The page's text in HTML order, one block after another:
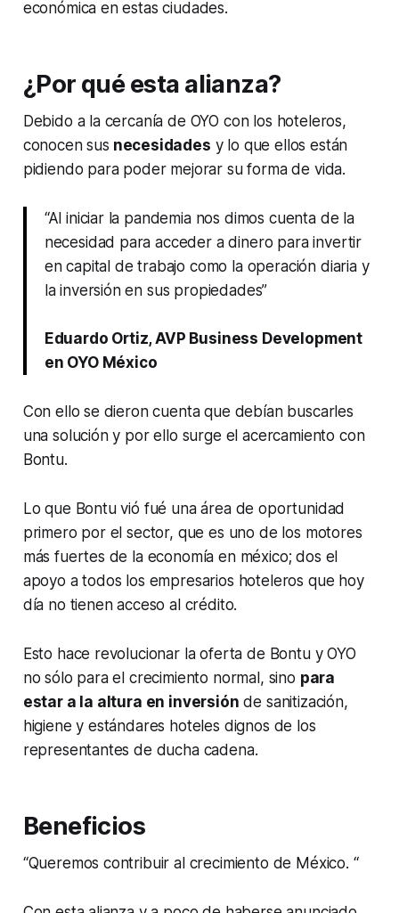
económica en estas ciudades.
¿Por qué esta alianza?
Debido a la cercanía de OYO con los hoteleros,
conocen sus necesidades y lo que ellos están
pidiendo para poder mejorar su forma de vida.
“Al iniciar la pandemia nos dimos cuenta de la
necesidad para acceder a dinero para invertir
en capital de trabajo como la operación diaria y
la inversión en sus propiedades”
Eduardo Ortiz, AVP Business Development
en OYO México
Con ello se dieron cuenta que debían buscarles
una solución y por ello surge el acercamiento con
Bontu.
Lo que Bontu vió fué una área de oportunidad
primero por el sector, que es uno de los motores
más fuertes de la economía en méxico; dos el
apoyo a todos los empresarios hoteleros que hoy
día no tienen acceso al crédito.
Esto hace revolucionar la oferta de Bontu y OYO
no sólo para el crecimiento normal, sino para
estar a la altura en inversión de sanitización,
higiene y estándares hoteles dignos de los
representantes de ducha cadena.
Beneficios
“Queremos contribuir al crecimiento de México. “